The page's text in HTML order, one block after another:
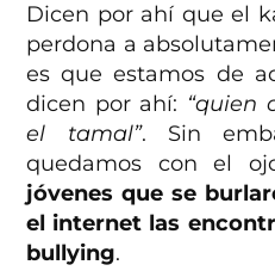
Dicen por ahí que el
perdona a
es que estamos de
dicen por ahí: “quien
el tamal”. Sin
quedamos con el
jóvenes que se
el internet las
bullying.